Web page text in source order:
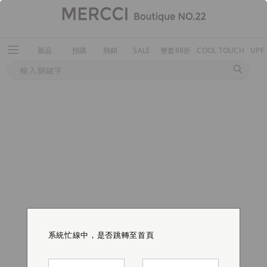
新品 預購 熱銷 SALE 整套88折 COOL TOUCH
系統忙線中，是否跳轉至首頁
系統忙線中，是否跳轉至首頁
系統忙線中，是否跳轉至首頁
系統忙線中，是否跳轉至首頁
系統忙線中，是否跳轉至首頁